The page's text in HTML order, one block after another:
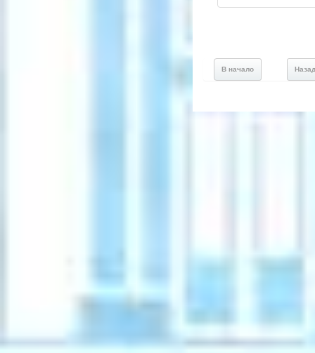
В начало Назад